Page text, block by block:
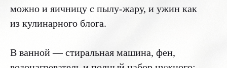
можно и яичницу с пылу-жару, и ужин как
из кулинарного блога.
В ванной — стиральная машина, фен,